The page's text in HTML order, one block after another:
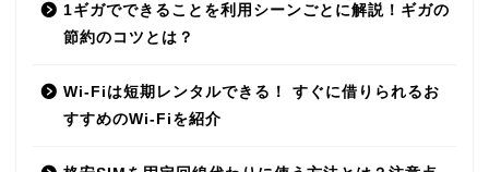
1ギガでできることを利用シーンごとに解説！ギガの
節約のコツとは？
Wi-Fiは短期レンタルできる！ すぐに借りられるお
すすめのWi-Fiを紹介